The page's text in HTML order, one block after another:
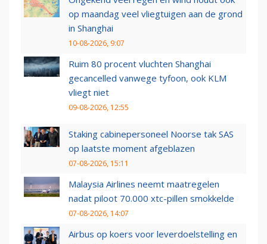
op maandag veel vliegtuigen aan de grond
in Shanghai
10-08-2026, 9:07
Ruim 80 procent vluchten Shanghai
gecancelled vanwege tyfoon, ook KLM
vliegt niet
09-08-2026, 12:55
Staking cabinepersoneel Noorse tak SAS
op laatste moment afgeblazen
07-08-2026, 15:11
Malaysia Airlines neemt maatregelen
nadat piloot 70.000 xtc-pillen smokkelde
07-08-2026, 14:07
Airbus op koers voor leverdoelstelling en